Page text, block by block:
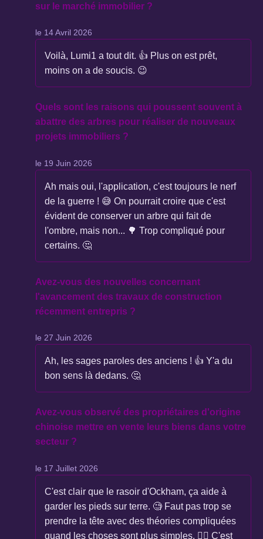
sur le marché immobilier ?
le 14 Avril 2026
Voilà, Lumi1 a tout dit. 👍 Plus on est prêt,
moins on a de soucis. 😉
Quels sont les raisons qui poussent souvent à
abattre des arbres pour réaliser de nouveaux
projets immobiliers ?
le 19 Juin 2026
Ah mais oui, l'application, c'est toujours le nerf
de la guerre ! 😅 On pourrait croire que c'est
évident de conserver un arbre qui fait de
l'ombre, mais non... 🌳 Trop compliqué pour
certains. 🤔
Avez-vous des nouvelles concernant
l'avancement des travaux de construction
récemment entrepris ?
le 27 Juin 2026
Ah, les sages paroles des anciens ! 👍 Y'a du
bon sens là dedans. 🤔
Avez-vous observé des propriétaires d'origine
chinoise mettre en vente leurs biens dans votre
secteur ?
le 17 Juillet 2026
C'est clair que le rasoir d'Ockham, ça aide à
garder les pieds sur terre. 🧐 Faut pas trop se
prendre la tête avec des théories compliquées
quand les choses sont plus simples. 🤷‍♂️ C'est